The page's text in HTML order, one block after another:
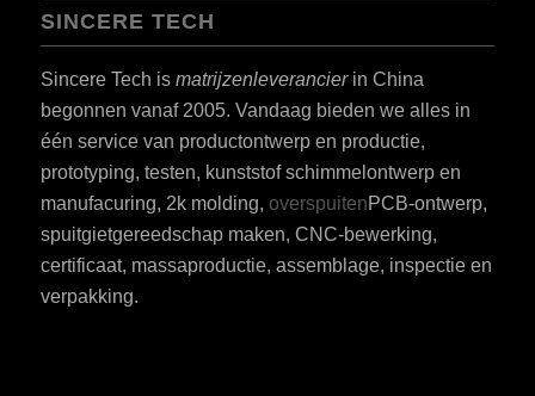
SINCERE TECH
Sincere Tech is matrijzenleverancierin China
begonnen vanaf 2005. Vandaag bieden we alles in
één service van productontwerp en productie,
prototyping, testen, kunststof schimmelontwerp en
manufacuring, 2k molding, overspuitenPCB-ontwerp,
spuitgietgereedschap maken, CNC-bewerking,
certificaat, massaproductie, assemblage, inspectie en
verpakking.